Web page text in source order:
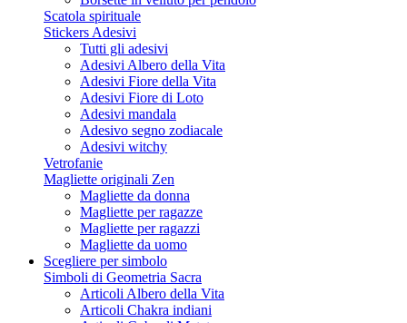
Scatola spirituale
Stickers Adesivi
Tutti gli adesivi
Adesivi Albero della Vita
Adesivi Fiore della Vita
Adesivi Fiore di Loto
Adesivi mandala
Adesivo segno zodiacale
Adesivi witchy
Vetrofanie
Magliette originali Zen
Magliette da donna
Magliette per ragazze
Magliette per ragazzi
Magliette da uomo
Scegliere per simbolo
Simboli di Geometria Sacra
Articoli Albero della Vita
Articoli Chakra indiani